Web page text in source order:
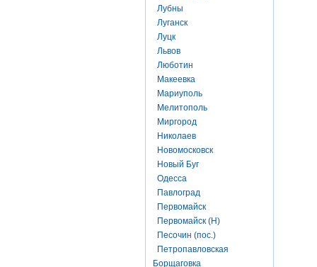
Лубны
Луганск
Луцк
Львов
Люботин
Макеевка
Мариуполь
Мелитополь
Миргород
Николаев
Новомосковск
Новый Буг
Одесса
Павлоград
Первомайск
Первомайск (Н)
Песочин (пос.)
Петропавловская
Борщаговка